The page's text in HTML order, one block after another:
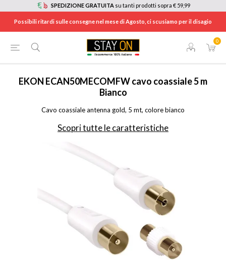
SPEDIZIONE GRATUITA su tanti prodotti sopra € 59,99
Possibili ritardi sulle consegne nel mese di Agosto, ci scusiamo per il disagio
0
TELEFONIA / ACCESSORI TELEFONIA
EKON ECAN50MECOMFW cavo coassiale 5 m
Bianco
Cavo coassiale antenna gold, 5 mt, colore bianco
Scopri tutte le caratteristiche